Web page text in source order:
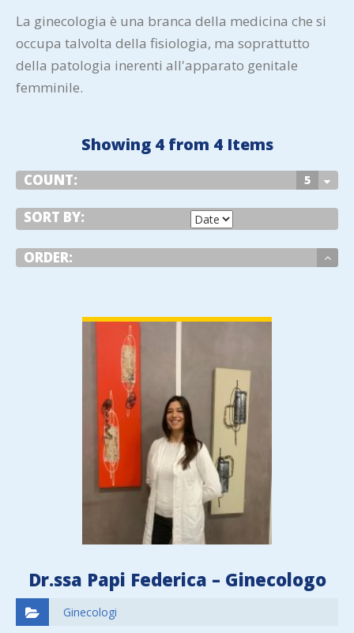
La ginecologia è una branca della medicina che si
occupa talvolta della fisiologia, ma soprattutto
della patologia inerenti all'apparato genitale
femminile.
Showing 4 from 4 Items
COUNT: 5
SORT BY:
ORDER:
Dr.ssa Papi Federica – Ginecologo
Ginecologi